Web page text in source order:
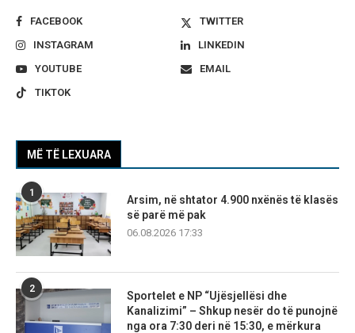
FACEBOOK
TWITTER
INSTAGRAM
LINKEDIN
YOUTUBE
EMAIL
TIKTOK
MË TË LEXUARA
1
Arsim, në shtator 4.900 nxënës të klasës
së parë më pak
06.08.2026 17:33
2
Sportelet e NP “Ujësjellësi dhe
Kanalizimi” – Shkup nesër do të punojnë
nga ora 7:30 deri në 15:30, e mërkura